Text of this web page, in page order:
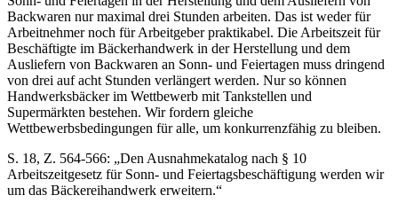
Backwaren nur maximal drei Stunden arbeiten. Das ist weder für
Arbeitnehmer noch für Arbeitgeber praktikabel. Die Arbeitszeit für
Beschäftigte im Bäckerhandwerk in der Herstellung und dem
Ausliefern von Backwaren an Sonn- und Feiertagen muss dringend
von drei auf acht Stunden verlängert werden. Nur so können
Handwerksbäcker im Wettbewerb mit Tankstellen und
Supermärkten bestehen. Wir fordern gleiche
Wettbewerbsbedingungen für alle, um konkurrenzfähig zu bleiben.
S. 18, Z. 564-566: „Den Ausnahmekatalog nach § 10
Arbeitszeitgesetz für Sonn- und Feiertagsbeschäftigung werden wir
um das Bäckereihandwerk erweitern.“